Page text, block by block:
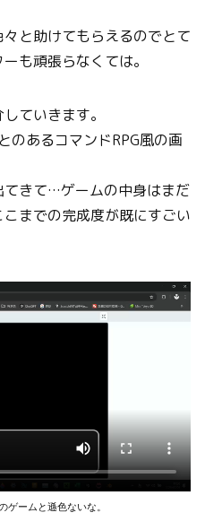
と助けてもらえるのでとて
も頑張らなくては。
ていきます。
のあるコマンドRPG風の画
てきて…ゲームの中身はまだ
までの完成度が既にすごい
ームと遜色ないな。